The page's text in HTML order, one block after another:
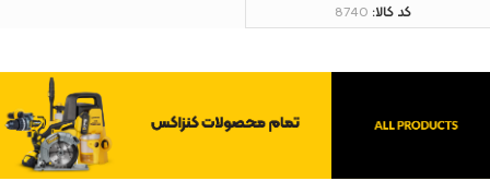
کد کالا: 8740